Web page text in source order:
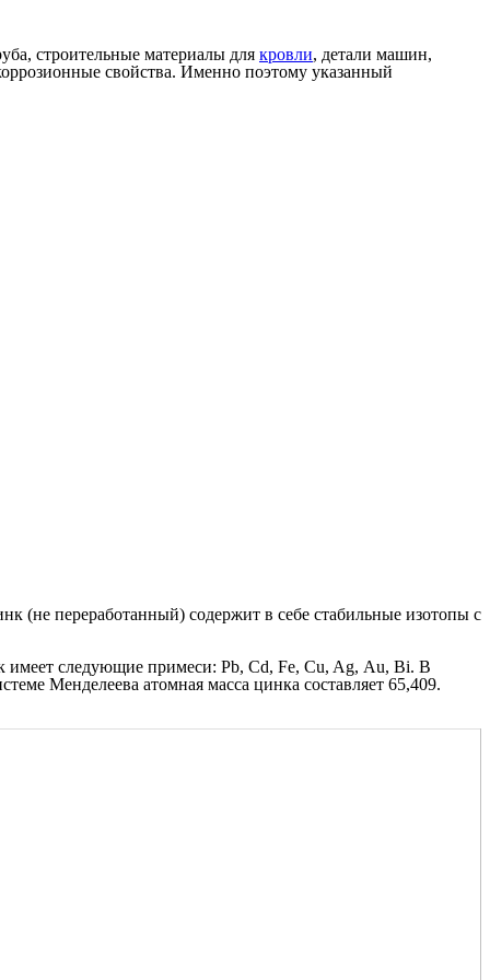
строительные материалы для кровли, детали машин,
свойства. Именно поэтому указанный
(не переработанный) содержит в себе стабильные изотопы с
следующие примеси: Pb, Cd, Fe, Cu, Ag, Аu, Bi. В
Менделеева атомная масса цинка составляет 65,409.